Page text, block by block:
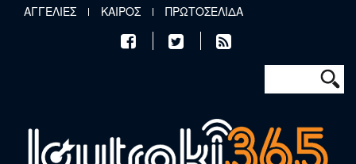
Παράκαμψη προς το κυρίως περιεχόμενο
ΑΓΓΕΛΙΕΣ ΚΑΙΡΟΣ ΠΡΩΤΟΣΕΛΙΔΑ
Φόρμα
Αναζήτηση